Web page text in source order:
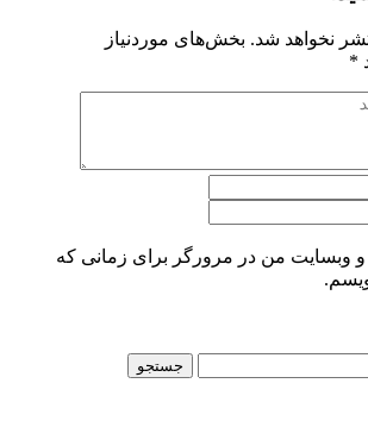
نخواهد شد. بخش‌های موردنیاز
*
و وبسایت من در مرورگر برای زمانی که